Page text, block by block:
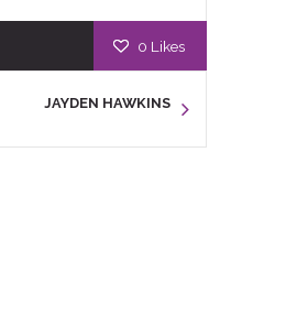
0 Likes
JAYDEN HAWKINS